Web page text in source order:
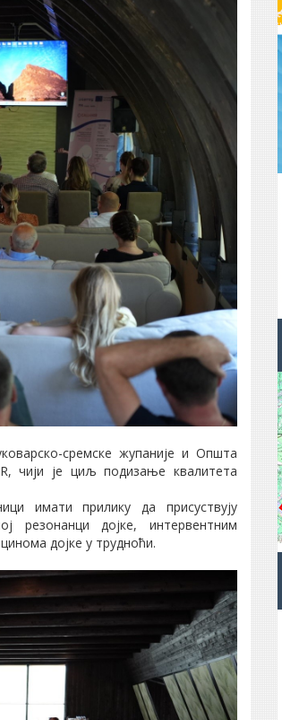
сремске жупаније и Општа
чији је циљ подизање квалитета
имати прилику да присуствују
резонанци дојке, интервентним
дојке у трудноћи.